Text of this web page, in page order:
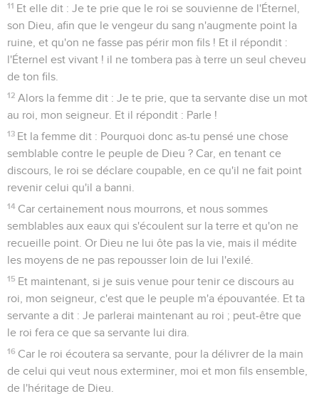
11 Et elle dit : Je te prie que le roi se souvienne de l'Éternel,
son Dieu, afin que le vengeur du sang n'augmente point la
ruine, et qu'on ne fasse pas périr mon fils ! Et il répondit :
l'Éternel est vivant ! il ne tombera pas à terre un seul cheveu
de ton fils.
12 Alors la femme dit : Je te prie, que ta servante dise un mot
au roi, mon seigneur. Et il répondit : Parle !
13 Et la femme dit : Pourquoi donc as-tu pensé une chose
semblable contre le peuple de Dieu ? Car, en tenant ce
discours, le roi se déclare coupable, en ce qu'il ne fait point
revenir celui qu'il a banni.
14 Car certainement nous mourrons, et nous sommes
semblables aux eaux qui s'écoulent sur la terre et qu'on ne
recueille point. Or Dieu ne lui ôte pas la vie, mais il médite
les moyens de ne pas repousser loin de lui l'exilé.
15 Et maintenant, si je suis venue pour tenir ce discours au
roi, mon seigneur, c'est que le peuple m'a épouvantée. Et ta
servante a dit : Je parlerai maintenant au roi ; peut-être que
le roi fera ce que sa servante lui dira.
16 Car le roi écoutera sa servante, pour la délivrer de la main
de celui qui veut nous exterminer, moi et mon fils ensemble,
de l'héritage de Dieu.